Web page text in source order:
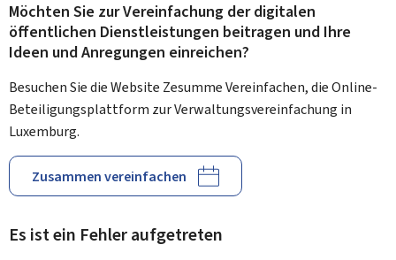
Möchten Sie zur Vereinfachung der digitalen
öffentlichen Dienstleistungen beitragen und Ihre
Ideen und Anregungen einreichen?
Besuchen Sie die Website Zesumme Vereinfachen, die Online-
Beteiligungsplattform zur Verwaltungsvereinfachung in
Luxemburg.
Zusammen vereinfachen
Es ist ein Fehler aufgetreten